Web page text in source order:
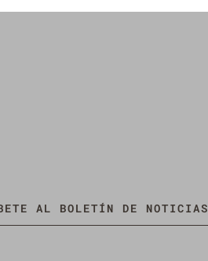
AL BOLETÍN DE NOTICIAS